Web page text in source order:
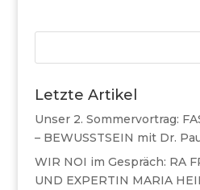
Letzte Artikel
Unser 2. Sommervortrag:
– BEWUSSTSEIN mit Dr.
WIR NOI im Gespräch: RA
UND EXPERTIN MARIA